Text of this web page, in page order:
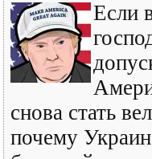
Если
снова стать
почему